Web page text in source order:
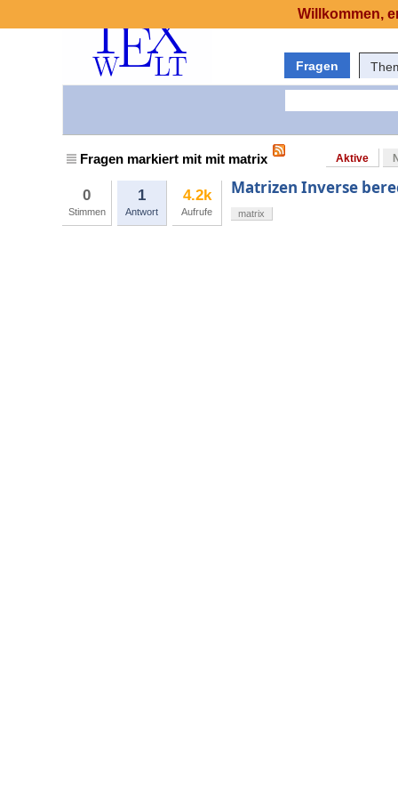
Fragen
Fragen markiert mit mit matrix Aktive
0
Stimmen
1
Antwort
4.2k
Aufrufe
Matrizen Inverse
matrix
Willkommen,